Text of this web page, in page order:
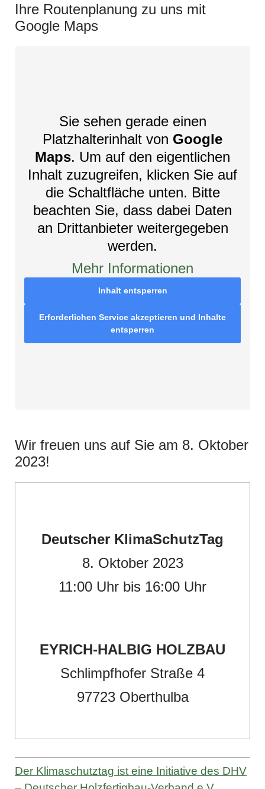
Ihre Routenplanung zu uns mit
Google Maps
Sie sehen gerade einen
Platzhalterinhalt von Google
Maps. Um auf den eigentlichen
Inhalt zuzugreifen, klicken Sie auf
die Schaltfläche unten. Bitte
beachten Sie, dass dabei Daten
an Drittanbieter weitergegeben
werden.
Mehr Informationen
Inhalt entsperren
Erforderlichen Service akzeptieren und Inhalte
entsperren
Wir freuen uns auf Sie am 8. Oktober
2023!
Deutscher KlimaSchutzTag
8. Oktober 2023
11:00 Uhr bis 16:00 Uhr
EYRICH-HALBIG HOLZBAU
Schlimpfhofer Straße 4
97723 Oberthulba
Der Klimaschutztag ist eine Initiative des DHV